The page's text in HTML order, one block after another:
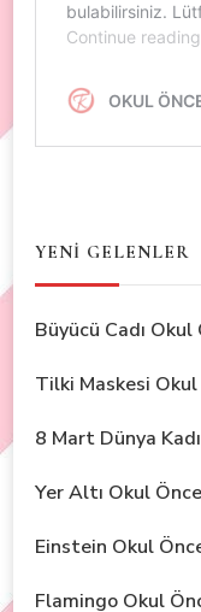
YENİ GELENLER
Büyücü Cadı
Tilki Maskesi
8 Mart Dünya
Yer Altı Okul
Einstein Okul
Flamingo Okul